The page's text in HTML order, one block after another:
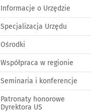
Informacje o Urzędzie
Specjalizacja Urzędu
Ośrodki
Współpraca w regionie
Seminaria i konferencje
Patronaty honorowe
Dyrektora US